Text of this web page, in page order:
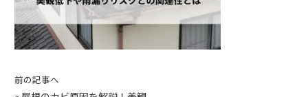
前の記事へ